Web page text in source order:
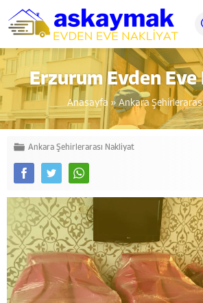
Erzurum Evden
Anasayfa » Ankara
Ankara Şehirlerarası Nakliyat